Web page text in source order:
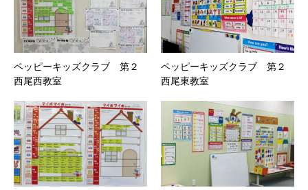
ペッピーキッズクラブ 第２
西尾西教室
ペッピーキッズクラブ 第２
西尾東教室